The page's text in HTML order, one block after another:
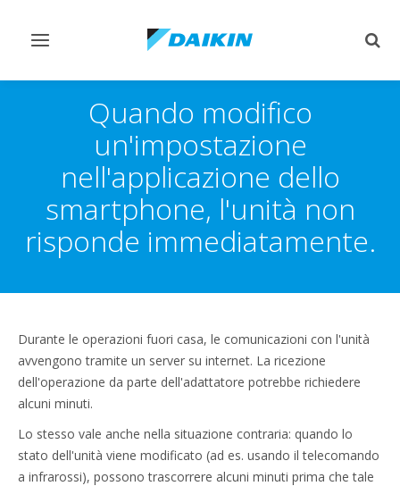
Attiva/disattiva
Quando modifico
un'impostazione
nell'applicazione dello
smartphone, l'unità non
risponde immediatamente.
Durante le operazioni fuori casa, le comunicazioni con l'unità
avvengono tramite un server su internet. La ricezione
dell'operazione da parte dell'adattatore potrebbe richiedere
alcuni minuti.
Lo stesso vale anche nella situazione contraria: quando lo
stato dell'unità viene modificato (ad es. usando il telecomando
a infrarossi), possono trascorrere alcuni minuti prima che tale